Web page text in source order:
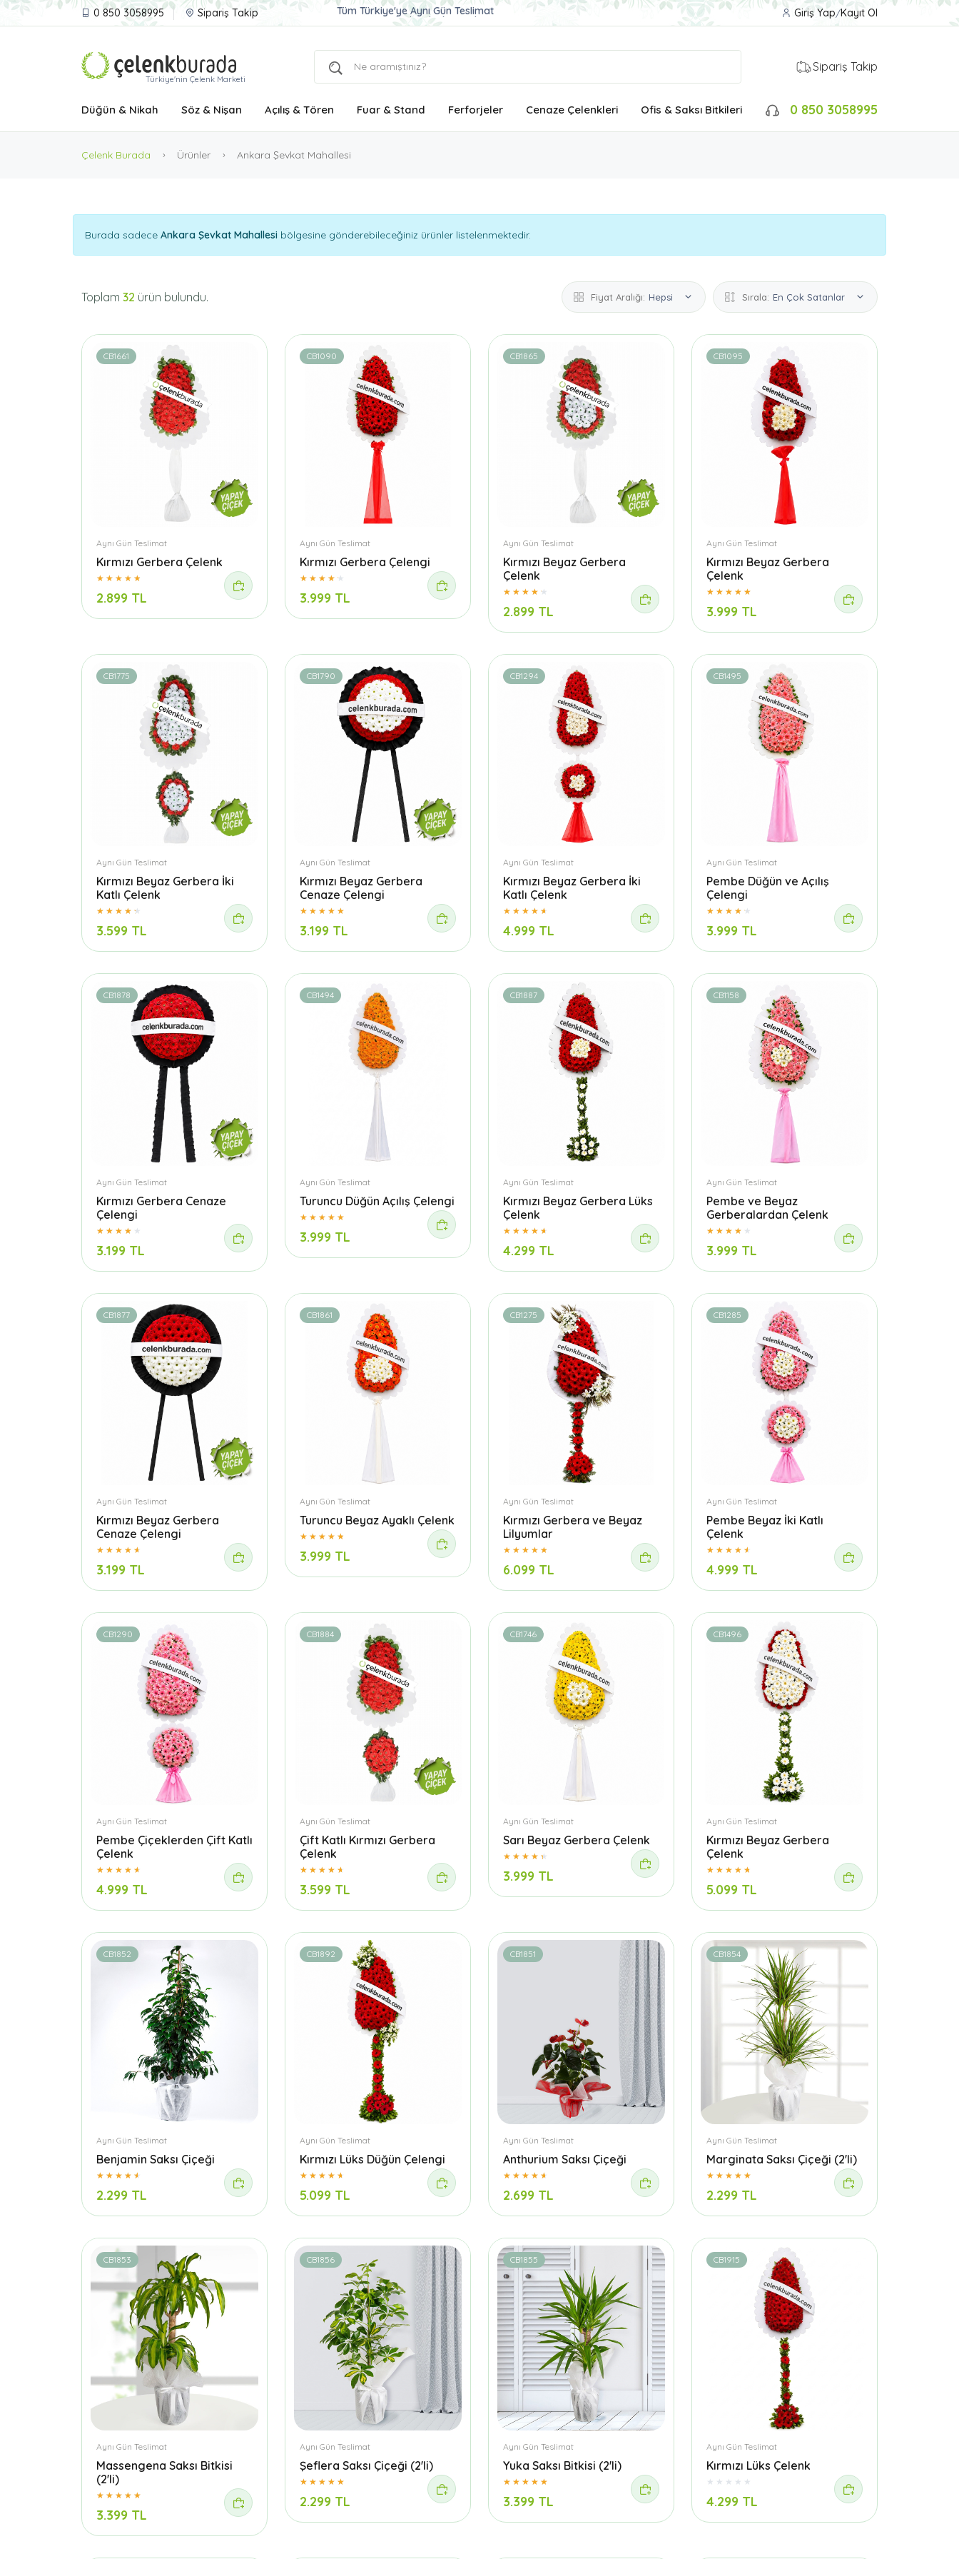
0 850 3058995 Sipariş Takip Ucuz ve Kaliteli Çelenk Gönder
Aynı Gün Teslimat Çelenk Siparişi
Tüm Türkiye'ye Aynı Gün Teslimat
Giriş Yap/Kayıt Ol
Türkiye'nin Çelenk Marketi
Sipariş Takip
Düğün & Nikah Söz & Nişan Açılış & Tören Fuar & Stand Ferforjeler Cenaze Çelenkleri Ofis & Saksı Bitkileri 0 850 3058995
Çelenk Burada Ürünler Ankara Şevkat Mahallesi
Burada sadece Ankara Şevkat Mahallesi bölgesine gönderebileceğiniz ürünler listelenmektedir.
Toplam 32 ürün bulundu. Fiyat Aralığı: Hepsi Sırala: En Çok Satanlar
CB1661
Aynı Gün Teslimat
Kırmızı Gerbera Çelenk
2.899 TL
CB1090
Aynı Gün Teslimat
Kırmızı Gerbera Çelengi
3.999 TL
CB1865
Aynı Gün Teslimat
Kırmızı Beyaz Gerbera
Çelenk
2.899 TL
CB1095
Aynı Gün Teslimat
Kırmızı Beyaz Gerbera
Çelenk
3.999 TL
CB1775
Aynı Gün Teslimat
Kırmızı Beyaz Gerbera İki
Katlı Çelenk
3.599 TL
CB1790
Aynı Gün Teslimat
Kırmızı Beyaz Gerbera
Cenaze Çelengi
3.199 TL
CB1294
Aynı Gün Teslimat
Kırmızı Beyaz Gerbera İki
Katlı Çelenk
4.999 TL
CB1495
Aynı Gün Teslimat
Pembe Düğün ve Açılış
Çelengi
3.999 TL
CB1878
Aynı Gün Teslimat
Kırmızı Gerbera Cenaze
Çelengi
3.199 TL
CB1494
Aynı Gün Teslimat
Turuncu Düğün Açılış Çelengi
3.999 TL
CB1887
Aynı Gün Teslimat
Kırmızı Beyaz Gerbera Lüks
Çelenk
4.299 TL
CB1158
Aynı Gün Teslimat
Pembe ve Beyaz
Gerberalardan Çelenk
3.999 TL
CB1877
Aynı Gün Teslimat
Kırmızı Beyaz Gerbera
Cenaze Çelengi
3.199 TL
CB1861
Aynı Gün Teslimat
Turuncu Beyaz Ayaklı Çelenk
3.999 TL
CB1275
Aynı Gün Teslimat
Kırmızı Gerbera ve Beyaz
Lilyumlar
6.099 TL
CB1285
Aynı Gün Teslimat
Pembe Beyaz İki Katlı
Çelenk
4.999 TL
CB1290
Aynı Gün Teslimat
Pembe Çiçeklerden Çift Katlı
Çelenk
4.999 TL
CB1884
Aynı Gün Teslimat
Çift Katlı Kırmızı Gerbera
Çelenk
3.599 TL
CB1746
Aynı Gün Teslimat
Sarı Beyaz Gerbera Çelenk
3.999 TL
CB1496
Aynı Gün Teslimat
Kırmızı Beyaz Gerbera
Çelenk
5.099 TL
CB1852
Aynı Gün Teslimat
Benjamin Saksı Çiçeği
2.299 TL
CB1892
Aynı Gün Teslimat
Kırmızı Lüks Düğün Çelengi
5.099 TL
CB1851
Aynı Gün Teslimat
Anthurium Saksı Çiçeği
2.699 TL
CB1854
Aynı Gün Teslimat
Marginata Saksı Çiçeği (2'li)
2.299 TL
CB1853
Aynı Gün Teslimat
Massengena Saksı Bitkisi
(2'li)
3.399 TL
CB1856
Aynı Gün Teslimat
Şeflera Saksı Çiçeği (2'li)
2.299 TL
CB1855
Aynı Gün Teslimat
Yuka Saksı Bitkisi (2'li)
3.399 TL
CB1915
Aynı Gün Teslimat
Kırmızı Lüks Çelenk
4.299 TL